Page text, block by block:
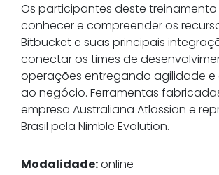
Os participantes deste treinamento
conhecer e compreender os
Bitbucket e suas principais
conectar os times de
operações entregando agilidade
ao negócio. Ferramentas
empresa Australiana Atlassian e
Brasil pela Nimble Evolution.
Modalidade:online